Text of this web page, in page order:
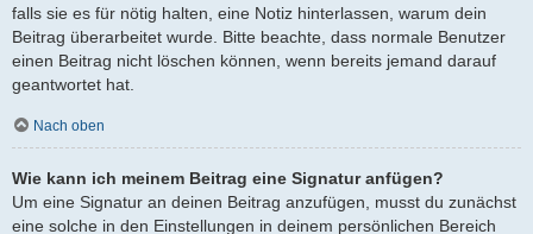
falls sie es für nötig halten, eine Notiz hinterlassen, warum dein
Beitrag überarbeitet wurde. Bitte beachte, dass normale Benutzer
einen Beitrag nicht löschen können, wenn bereits jemand darauf
geantwortet hat.
Nach oben
Wie kann ich meinem Beitrag eine Signatur anfügen?
Um eine Signatur an deinen Beitrag anzufügen, musst du zunächst
eine solche in den Einstellungen in deinem persönlichen Bereich